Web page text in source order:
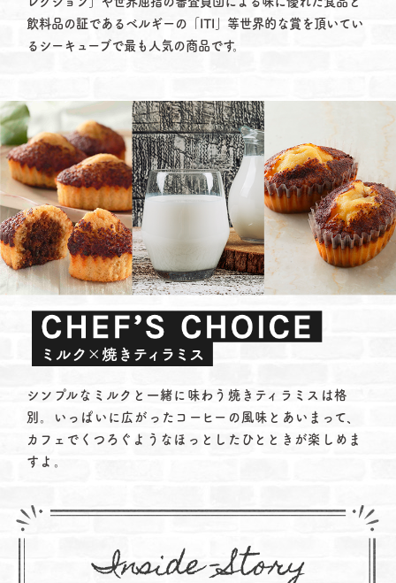
飲料品の証であるベルギーの「ITI」等世界的な賞を頂いてい
るシーキューブで最も人気の商品です。
シンプルなミルクと一緒に味わう焼きティラミスは格
別。いっぱいに広がったコーヒーの風味とあいまって、
カフェでくつろぐようなほっとしたひとときが楽しめま
すよ。